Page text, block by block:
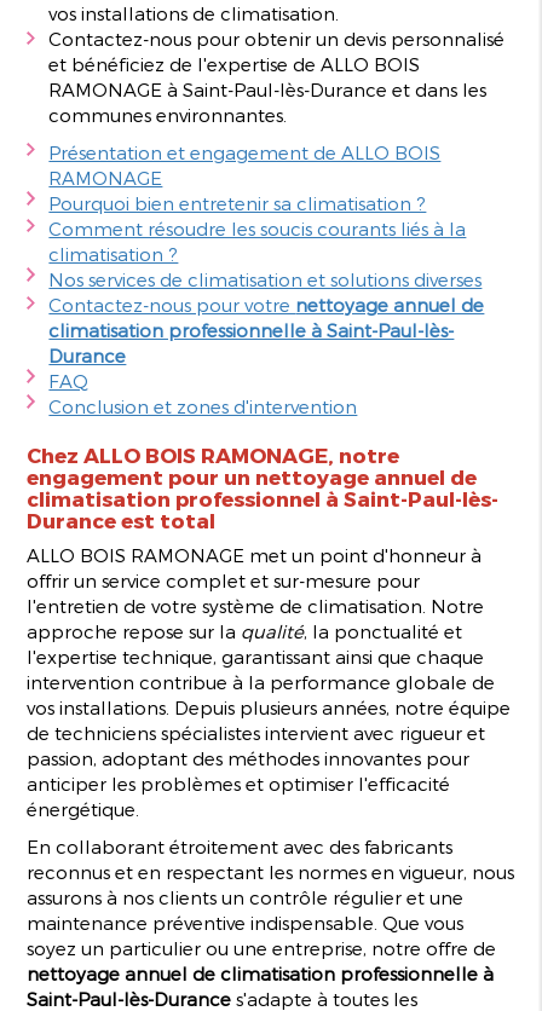
vos installations de climatisation.
Contactez-nous pour obtenir un devis personnalisé
et bénéficiez de l'expertise de ALLO BOIS
RAMONAGE à Saint-Paul-lès-Durance et dans les
communes environnantes.
Présentation et engagement de ALLO BOIS
RAMONAGE
Pourquoi bien entretenir sa climatisation ?
Comment résoudre les soucis courants liés à la
climatisation ?
Nos services de climatisation et solutions diverses
Contactez-nous pour votre nettoyage annuel de
climatisation professionnelle à Saint-Paul-lès-
Durance
FAQ
Conclusion et zones d'intervention
Chez ALLO BOIS RAMONAGE, notre
engagement pour un nettoyage annuel de
climatisation professionnel à Saint-Paul-lès-
Durance est total
ALLO BOIS RAMONAGE met un point d'honneur à
offrir un service complet et sur-mesure pour
l'entretien de votre système de climatisation. Notre
approche repose sur la qualité, la ponctualité et
l'expertise technique, garantissant ainsi que chaque
intervention contribue à la performance globale de
vos installations. Depuis plusieurs années, notre équipe
de techniciens spécialistes intervient avec rigueur et
passion, adoptant des méthodes innovantes pour
anticiper les problèmes et optimiser l'efficacité
énergétique.
En collaborant étroitement avec des fabricants
reconnus et en respectant les normes en vigueur, nous
assurons à nos clients un contrôle régulier et une
maintenance préventive indispensable. Que vous
soyez un particulier ou une entreprise, notre offre de
nettoyage annuel de climatisation professionnelle à
Saint-Paul-lès-Durance s'adapte à toutes les